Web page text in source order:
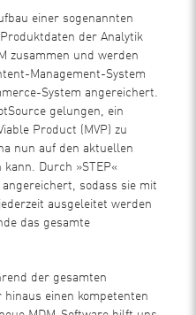
einer sogenannten
der Analytik
zusammen und werden
Management-System
System angereichert.
gelungen, ein
Product (MVP) zu
nun auf den aktuellen
Durch »STEP«
sodass sie mit
ausgeleitet werden
das gesamte
der gesamten
einen kompetenten